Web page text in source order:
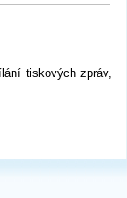
tiskových zpráv,